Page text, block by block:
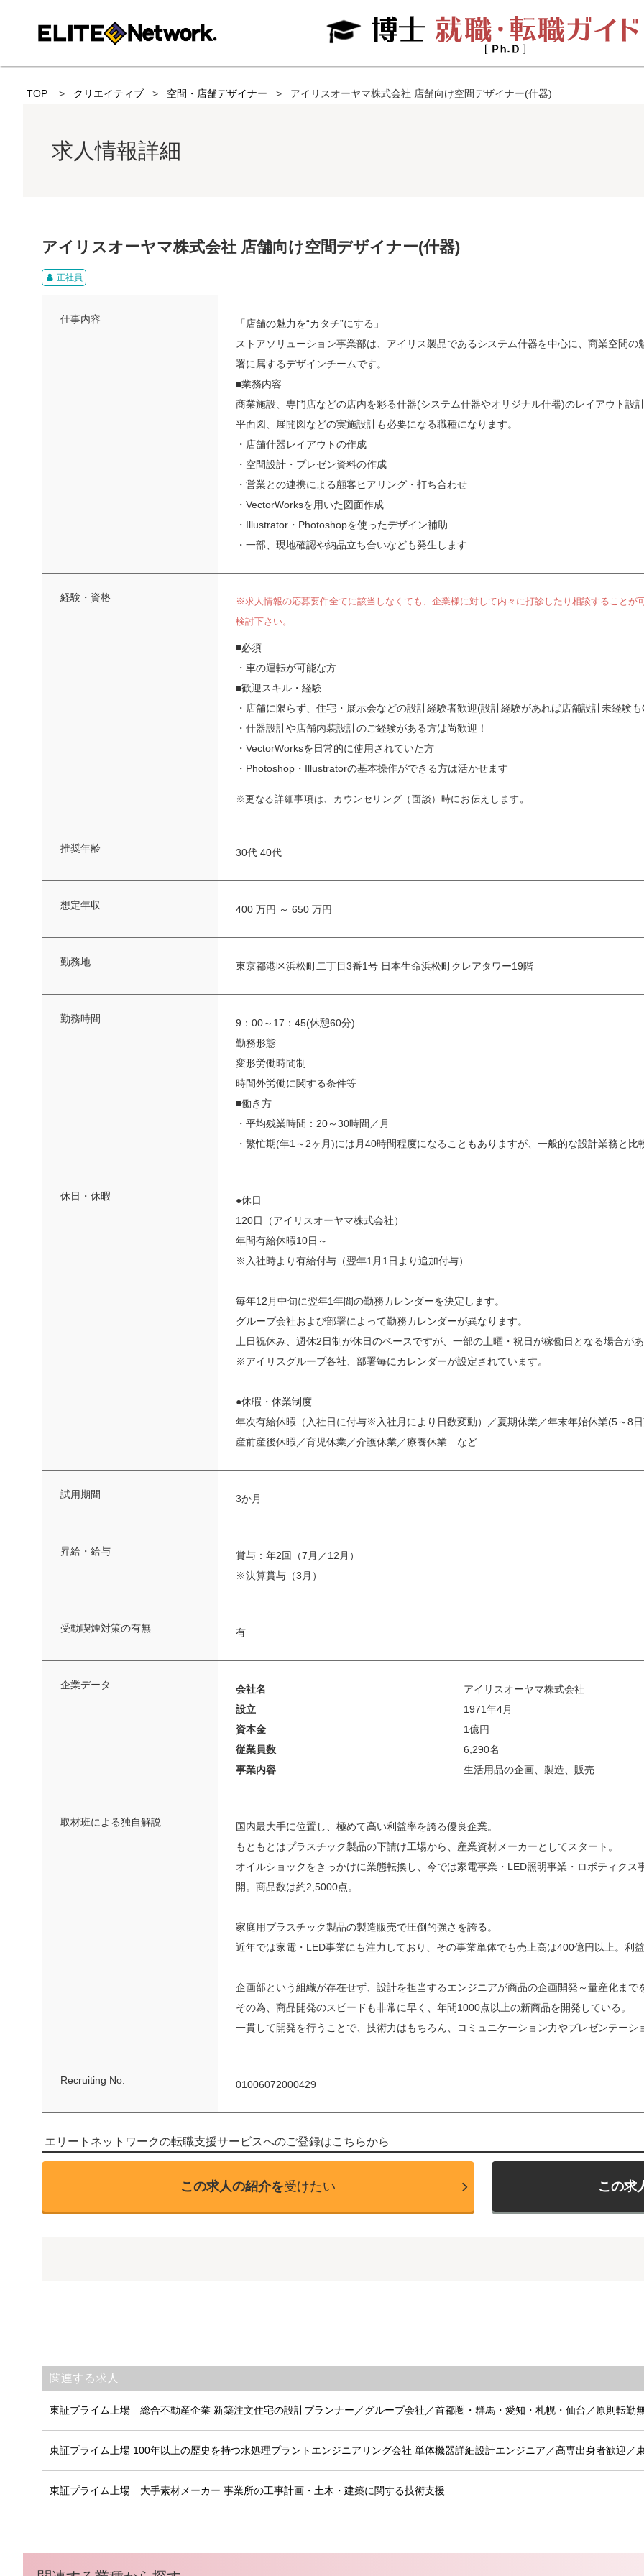
TOP クリエイティブ 空間・店舗デザイナー アイリスオーヤマ株式会社 店舗向け空間デザイナー(什器)
求人情報詳細
アイリスオーヤマ株式会社 店舗向け空間デザイナー(什器)
正社員
仕事内容
「店舗の魅力を“カタチ”にする」
ストアソリューション事業部は、アイリス製品であるシステム什器を中心に、商業空間
署に属するデザインチームです。
■業務内容
商業施設、専門店などの店内を彩る什器(システム什器やオリジナル什器)のレイアウト設
平面図、展開図などの実施設計も必要になる職種になります。
・店舗什器レイアウトの作成
・空間設計・プレゼン資料の作成
・営業との連携による顧客ヒアリング・打ち合わせ
・VectorWorksを用いた図面作成
・Illustrator・Photoshopを使ったデザイン補助
・一部、現地確認や納品立ち合いなども発生します
経験・資格
※求人情報の応募要件全てに該当しなくても、企業様に対して内々に打診したり相談すること
検討下さい。
■必須
・車の運転が可能な方
■歓迎スキル・経験
・店舗に限らず、住宅・展示会などの設計経験者歓迎(設計経験があれば店舗設計未経験も
・什器設計や店舗内装設計のご経験がある方は尚歓迎！
・VectorWorksを日常的に使用されていた方
・Photoshop・Illustratorの基本操作ができる方は活かせます
※更なる詳細事項は、カウンセリング（面談）時にお伝えします。
推奨年齢 30代 40代
想定年収 400 万円 ～ 650 万円
勤務地 東京都港区浜松町二丁目3番1号 日本生命浜松町クレアタワー19階
勤務時間
9：00～17：45(休憩60分)
勤務形態
変形労働時間制
時間外労働に関する条件等
■働き方
・平均残業時間：20～30時間／月
・繁忙期(年1～2ヶ月)には月40時間程度になることもありますが、一般的な設計業務と
休日・休暇
●休日
120日（アイリスオーヤマ株式会社）
年間有給休暇10日～
※入社時より有給付与（翌年1月1日より追加付与）
毎年12月中旬に翌年1年間の勤務カレンダーを決定します。
グループ会社および部署によって勤務カレンダーが異なります。
土日祝休み、週休2日制が休日のベースですが、一部の土曜・祝日が稼働日となる場合が
※アイリスグループ各社、部署毎にカレンダーが設定されています。
●休暇・休業制度
年次有給休暇（入社日に付与※入社月により日数変動）／夏期休業／年末年始休業(5～8
産前産後休暇／育児休業／介護休業／療養休業 など
試用期間 3か月
昇給・給与
賞与：年2回（7月／12月）
※決算賞与（3月）
受動喫煙対策の有無 有
企業データ 会社名
アイリスオーヤマ株式会社
設立
1971年4月
資本金
1億円
従業員数
6,290名
事業内容
生活用品の企画、製造、販売
取材班による独自解説
国内最大手に位置し、極めて高い利益率を誇る優良企業。
もともとはプラスチック製品の下請け工場から、産業資材メーカーとしてスタート。
オイルショックをきっかけに業態転換し、今では家電事業・LED照明事業・ロボティク
開。商品数は約2,5000点。
家庭用プラスチック製品の製造販売で圧倒的強さを誇る。
近年では家電・LED事業にも注力しており、その事業単体でも売上高は400億円以上。利
企画部という組織が存在せず、設計を担当するエンジニアが商品の企画開発～量産化まで
その為、商品開発のスピードも非常に早く、年間1000点以上の新商品を開発している。
一貫して開発を行うことで、技術力はもちろん、コミュニケーション力やプレゼンテー
Recruiting No. 01006072000429
エリートネットワークの転職支援サービスへのご登録はこちらから
この求人の紹介を受けたい この求
関連する求人
東証プライム上場 総合不動産企業 新築注文住宅の設計プランナー／グループ会社／首都圏・群馬・愛知・札幌・仙台／原則転勤
東証プライム上場 100年以上の歴史を持つ水処理プラントエンジニアリング会社 単体機器詳細設計エンジニア／高専出身者歓迎／
東証プライム上場 大手素材メーカー 事業所の工事計画・土木・建築に関する技術支援